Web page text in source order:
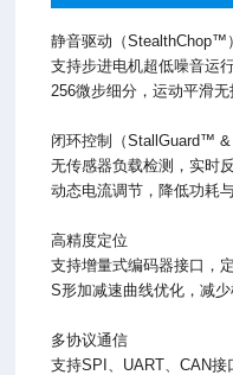
静音驱动（StealthChop™）
支持步进电机超低噪音运
256微步细分，运动平滑无
闭环控制（StallGuard™ &
无传感器负载检测，实时
动态电流调节，降低功耗
高精度定位
支持增量式编码器接口，
S形加减速曲线优化，减少
多协议通信
支持SPI、UART、CAN